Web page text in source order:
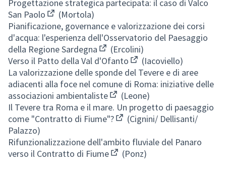
Progettazione strategica partecipata: il caso di Valco
San Paolo
(Apre in una nuova scheda)
(Mortola)
Pianificazione, governance e valorizzazione dei corsi
d'acqua: l'esperienza dell'Osservatorio del Paesaggio
della Regione Sardegna
(Apre in una nuova scheda)
(Ercolini)
Verso il Patto della Val d'Ofanto
(Apre in una nuova
(Iacoviello)
La valorizzazione delle sponde del Tevere e di aree
adiacenti alla foce nel comune di Roma: iniziative delle
associazioni ambientaliste
(Apre in una nuova scheda)
(Leone)
Il Tevere tra Roma e il mare. Un progetto di paesaggio
come "Contratto di Fiume"?
(Apre in una nuova scheda)
(Cignini/ Dellisanti/
Palazzo)
Rifunzionalizzazione dell'ambito fluviale del Panaro
verso il Contratto di Fiume
(Apre in una nuova scheda)
(Ponz)